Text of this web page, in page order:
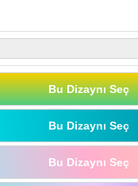
Bu Dizaynı Seç
Bu Dizaynı Seç
Bu Dizaynı Seç